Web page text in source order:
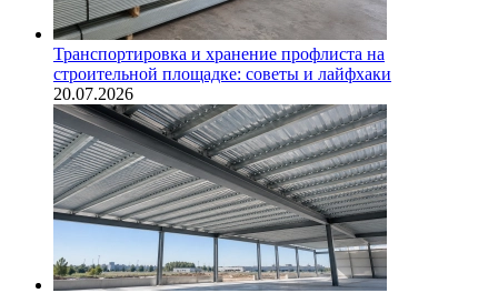
Транспортировка и хранение профлиста на
строительной площадке: советы и лайфхаки
20.07.2026